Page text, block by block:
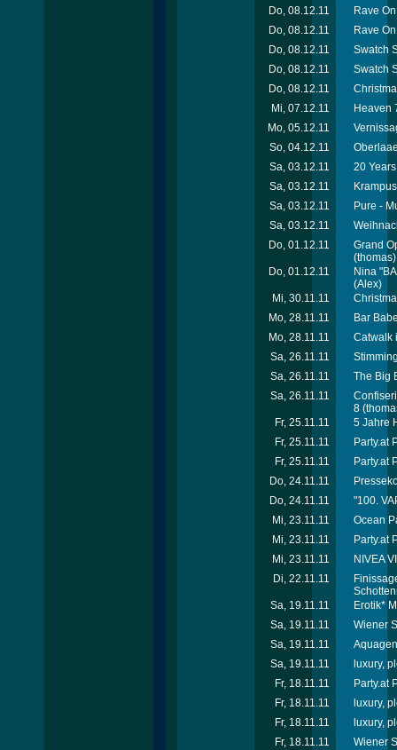
Do, 08.12.11
Rave
Do, 08.12.11
Rave
Do, 08.12.11
Swatch
Do, 08.12.11
Swatch
Do, 08.12.11
Mi, 07.12.11
Heaven
Mo, 05.12.11
So, 04.12.11
Sa, 03.12.11
20
Sa, 03.12.11
Sa, 03.12.11
Pure -
Sa, 03.12.11
Do, 01.12.11
Grand
(thomas)
Do, 01.12.11
Nina
(Alex)
Mi, 30.11.11
Mo, 28.11.11
Bar
Mo, 28.11.11
Catwalk
Sa, 26.11.11
Sa, 26.11.11
The Big
Sa, 26.11.11
8
Fr, 25.11.11
5 Jahre
Fr, 25.11.11
Party.at
Fr, 25.11.11
Party.at
Do, 24.11.11
Do, 24.11.11
"100.
Mi, 23.11.11
Ocean
Mi, 23.11.11
Party.at
Mi, 23.11.11
NIVEA
Di, 22.11.11
Sa, 19.11.11
Erotik*
Sa, 19.11.11
Wiener
Sa, 19.11.11
Sa, 19.11.11
luxury,
Fr, 18.11.11
Party.at
Fr, 18.11.11
luxury,
Fr, 18.11.11
luxury,
Fr, 18.11.11
Wiener